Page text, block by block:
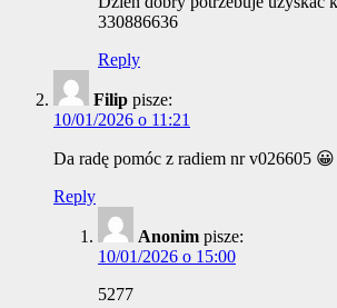
330886636
Reply
Filip pisze:
10/01/2026 o 11:21
Da radę pomóc z radiem nr v026605 😀
Reply
Anonim pisze:
10/01/2026 o 15:00
5277